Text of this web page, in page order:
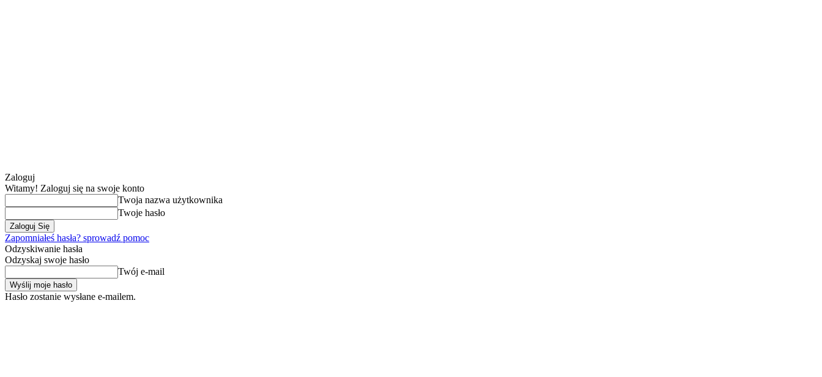
Zaloguj
Witamy! Zaloguj się na swoje konto
Twoja nazwa użytkownika
Twoje hasło
Zapomniałeś hasła? sprowadź pomoc
Odzyskiwanie hasła
Odzyskaj swoje hasło
Twój e-mail
Hasło zostanie wysłane e-mailem.